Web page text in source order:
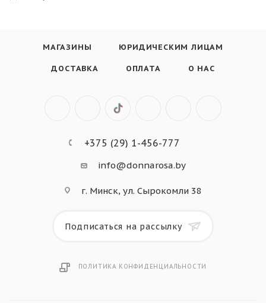
МАГАЗИНЫ ЮРИДИЧЕСКИМ ЛИЦАМ
ДОСТАВКА ОПЛАТА О НАС
+375 (29) 1-456-777
info@donnarosa.by
г. Минск, ул. Сырокомли 38
Подписаться на рассылку
ПОЛИТИКА КОНФИДЕНЦИАЛЬНОСТИ